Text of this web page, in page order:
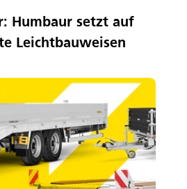
Humbaur setzt auf
Leichtbauweisen